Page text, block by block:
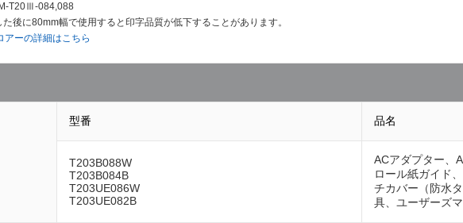
T20Ⅲ-084,088
後に80mm幅で使用すると印字品質が低下することがあります。
アーの詳細はこちら
型番 品名
T203B088W
T203B084B
T203UE086W
T203UE082B
ACアダプター、
ロール紙ガイド
チカバー（防水
具、ユーザーズ